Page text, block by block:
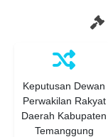
Keputusan Dewan
Perwakilan Rakyat
Daerah Kabupaten
Temanggung